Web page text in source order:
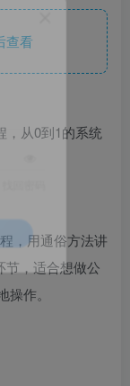
查看
，用通俗方法讲
节，适合想做公
作。